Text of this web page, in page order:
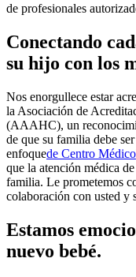
de profesionales
Conectando
su hijo con los
Nos enorgullece estar
la Asociación de
(AAAHC), un
de que su familia debe
enfoquede Centro Médico
que la atención médica
familia. Le prometemos
colaboración con usted y
Estamos
nuevo bebé.